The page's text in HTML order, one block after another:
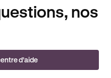
nos
d’aide